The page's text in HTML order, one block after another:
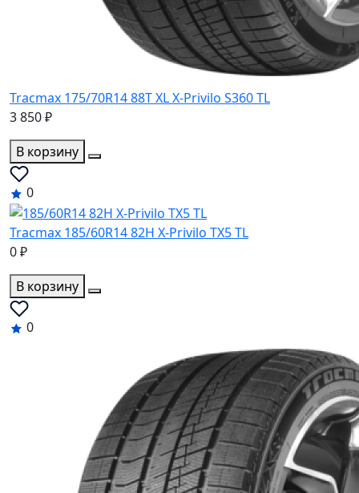
Tracmax 175/70R14 88T XL X-Privilo S360 TL
3 850 ₽
В корзину
0
Tracmax 185/60R14 82H X-Privilo TX5 TL
0 ₽
В корзину
0